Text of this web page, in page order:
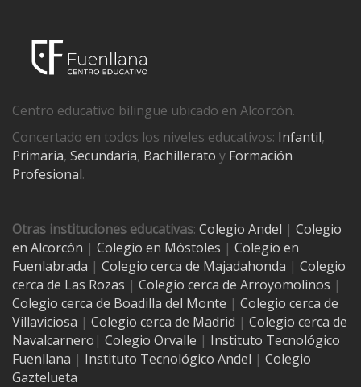
Centro educativo bilingüe ubicado en Alcorcón.
Concertado en todos los niveles educativos: Infantil,
Primaria, Secundaria, Bachillerato y Formación
Profesional.
Otras instituciones educativas: Colegio Andel | Colegio
en Alcorcón | Colegio en Móstoles | Colegio en
Fuenlabrada | Colegio cerca de Majadahonda | Colegio
cerca de Las Rozas | Colegio cerca de Arroyomolinos |
Colegio cerca de Boadilla del Monte | Colegio cerca de
Villaviciosa | Colegio cerca de Madrid | Colegio cerca de
Navalcarnero | Colegio Orvalle | Instituto Tecnológico
Fuenllana | Instituto Tecnológico Andel | Colegio
Gaztelueta